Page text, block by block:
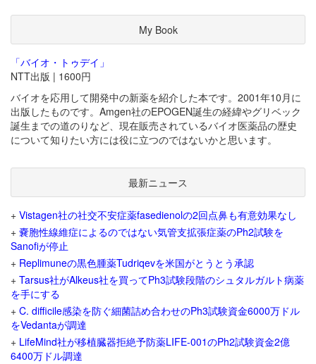
My Book
「バイオ・トゥデイ」
NTT出版 | 1600円
バイオを応用して開発中の新薬を紹介した本です。2001年10月に
出版したものです。Amgen社のEPOGEN誕生の経緯やグリベック
誕生までの道のりなど、現在販売されているバイオ医薬品の歴史
について知りたい方には役に立つのではないかと思います。
最新ニュース
+ Vistagen社の社交不安症薬fasedienolの2回点鼻も有意効果なし
+ 嚢胞性線維症によるのではない気管支拡張症薬のPh2試験を
Sanofiが停止
+ Replimuneの黒色腫薬Tudriqevを米国がとうとう承認
+ Tarsus社がAlkeus社を買ってPh3試験段階のシュタルガルト病薬
を手にする
+ C. difficile感染を防ぐ細菌詰め合わせのPh3試験資金6000万ドル
をVedantaが調達
+ LifeMind社が移植臓器拒絶予防薬LIFE-001のPh2試験資金2億
6400万ドル調達